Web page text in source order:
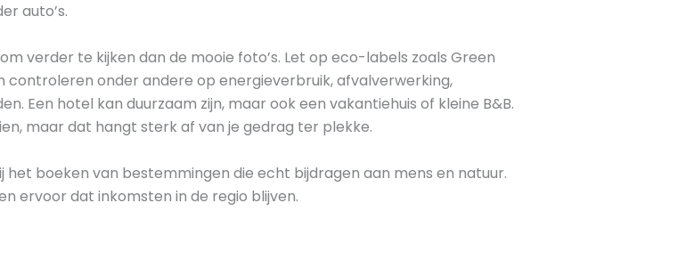
auto’s.
verder te kijken dan de mooie foto’s. Let op eco-labels zoals Green
controleren onder andere op energieverbruik, afvalverwerking,
Een hotel kan duurzaam zijn, maar ook een vakantiehuis of kleine B&B.
maar dat hangt sterk af van je gedrag ter plekke.
het boeken van bestemmingen die echt bijdragen aan mens en natuur.
ervoor dat inkomsten in de regio blijven.